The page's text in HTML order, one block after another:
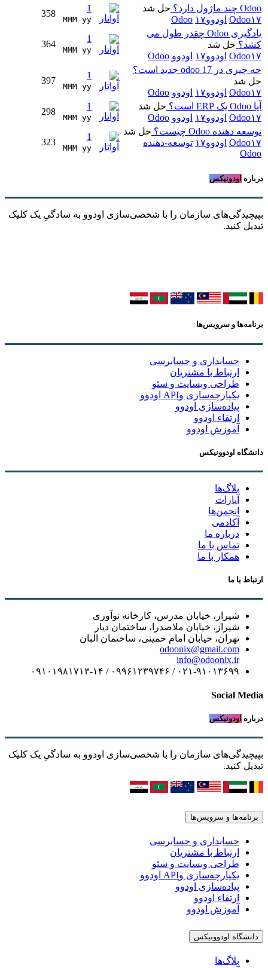
Odoo چند ماژول دارد؟
حل شد
Odoo۱۷ اودوو۱۷ Odoo
1
MMM yy
358
یادگیری Odoo چقدر طول می
کشد؟ حل شد
Odoo۱۷ اودوو۱۷ اودوو Odoo
1
MMM yy
364
چه چیزی در odoo 17 جدید است؟
حل شد
Odoo۱۷ اودوو۱۷ اودوو Odoo
1
MMM yy
397
آیا Odoo یک ERP است؟
حل شد
Odoo۱۷ اودوو۱۷ اودوو Odoo
1
MMM yy
298
توسعه دهنده Odoo چیست؟
حل شد
Odoo۱۷ اودوو۱۷
توسعه-دهنده
Odoo
1
MMM yy
323
درباره اودونیکس
بپیچیدگی‌های سازمان را با شخصی‌سازی اودوو به سادگیِ یک کلیک
تبدیل کنید.
برنامه‌ها و سرویس‌ها
حسابداری و حسابرسی
ارتباط با مشتریان
طراحی وبسایت و سئو
یکپارچه‌سازی وAPI اودوو
پیاده‌سازی اودوو
ارتقاء اودوو
آموزش اودوو
دانشگاه اودوونیکس
بلاگ‌ها
آپارات
انجمن‌ها
آکادمی
درباره ما
تماس با ما
همکار با ما
ارتباط با ما
شیراز، خیابان مدرس، کارخانه نوآوری
شیراز، خیابان ملاصدرا، ساختمان دیار
تهران، خیابان امام خمینی، ساختمان البان
odoonix@gmail.com
info@odoonix.ir
۰۲۱-۹۱۰۱۳۶۹۹ / ۰۹۹۶۱۲۳۹۷۴۶ / ۰۹۱۰۱۹۸۱۷۱۳-۱۴
Social Media
درباره اودونیکس
بپیچیدگی‌های سازمان را با شخصی‌سازی اودوو به سادگیِ یک کلیک
تبدیل کنید.
برنامه‌ها و سرویس‌ها
حسابداری و حسابرسی
ارتباط با مشتریان
طراحی وبسایت و سئو
یکپارچه‌سازی وAPI اودوو
پیاده‌سازی اودوو
ارتقاء اودوو
آموزش اودوو
دانشگاه اودوونیکس
بلاگ‌ها